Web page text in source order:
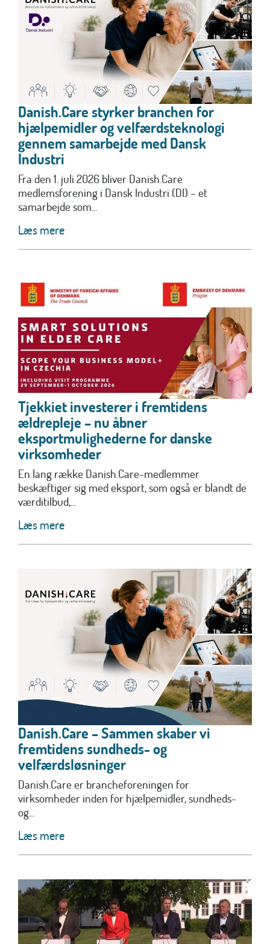
Danish.Care styrker branchen for
hjælpemidler og velfærdsteknologi
gennem samarbejde med Dansk
Industri
Fra den 1. juli 2026 bliver Danish.Care
medlemsforening i Dansk Industri (DI) – et
samarbejde som...
Læs mere
Tjekkiet investerer i fremtidens
ældrepleje – nu åbner
eksportmulighederne for danske
virksomheder
En lang række Danish.Care-medlemmer
beskæftiger sig med eksport, som også er blandt de
værditilbud,...
Læs mere
Danish.Care – Sammen skaber vi
fremtidens sundheds- og
velfærdsløsninger
Danish.Care er brancheforeningen for
virksomheder inden for hjælpemidler, sundheds-
og...
Læs mere